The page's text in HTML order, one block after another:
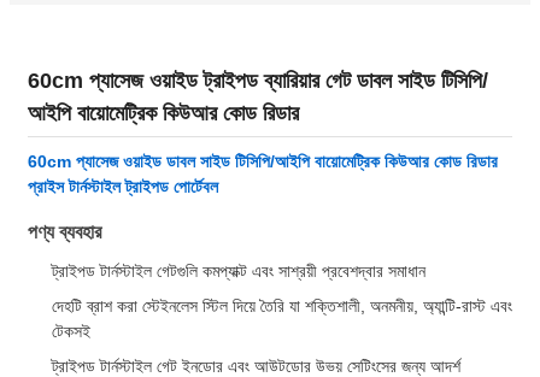
60cm প্যাসেজ ওয়াইড ট্রাইপড ব্যারিয়ার গেট ডাবল সাইড টিসিপি/
আইপি বায়োমেট্রিক কিউআর কোড রিডার
60cm প্যাসেজ ওয়াইড ডাবল সাইড টিসিপি/আইপি বায়োমেট্রিক কিউআর কোড রিডার
প্রাইস টার্নস্টাইল ট্রাইপড পোর্টেবল
পণ্য ব্যবহার
ট্রাইপড টার্নস্টাইল গেটগুলি কমপ্যাক্ট এবং সাশ্রয়ী প্রবেশদ্বার সমাধান
দেহটি ব্রাশ করা স্টেইনলেস স্টিল দিয়ে তৈরি যা শক্তিশালী, অনমনীয়, অ্যান্টি-রাস্ট এবং
টেকসই
ট্রাইপড টার্নস্টাইল গেট ইনডোর এবং আউটডোর উভয় সেটিংসের জন্য আদর্শ